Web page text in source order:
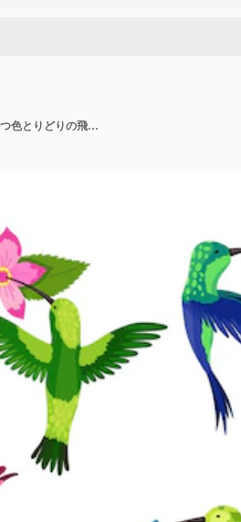
ハチドリ コレクション 白い背景に分離されたさまざまな花を持つ色とりどりの飛行熱帯コリブリ 明るい楽園の鳥のベクトル イラストが咲く花